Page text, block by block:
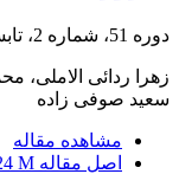
دوره 51، شماره 2، تابستان 1399، صفحه
زهرا ردائی الاملی،
سعید صوفی زاده
مشاهده مقاله
اصل مقاله M